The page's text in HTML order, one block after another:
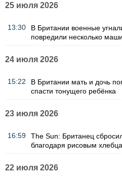
25 июля 2026
13:30
В Британии военные
повредили несколько
24 июля 2026
15:22
В Британии мать и дочь
спасти тонущего ребёнка
23 июля 2026
16:59
The Sun: Британец
благодаря рисовым
22 июля 2026